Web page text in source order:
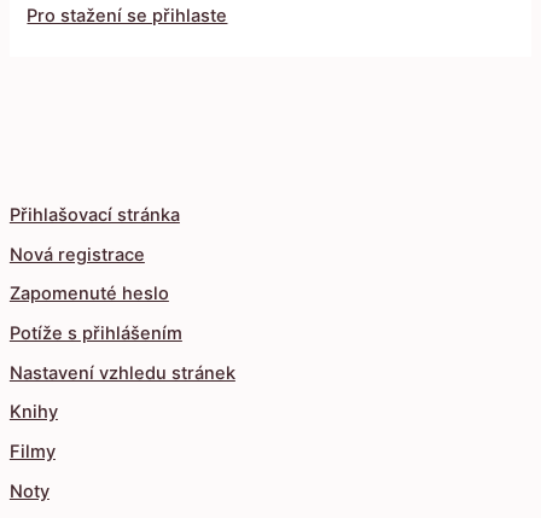
Přihlašovací stránka
Nová registrace
Zapomenuté heslo
Potíže s přihlášením
Nastavení vzhledu stránek
Knihy
Filmy
Noty
Pro stažení se přihlaste